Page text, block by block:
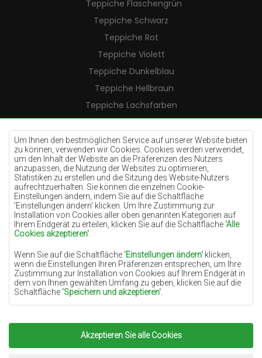
Um Ihnen den bestmöglichen Service auf unserer Website bieten
zu können, verwenden wir Cookies. Cookies werden verwendet,
um den Inhalt der Website an die Präferenzen des Nutzers
anzupassen, die Nutzung der Websites zu optimieren,
Statistiken zu erstellen und die Sitzung des Website-Nutzers
aufrechtzuerhalten. Sie können die einzelnen Cookie-
Einstellungen ändern, indem Sie auf die Schaltfläche
'Einstellungen ändern‘ klicken. Um Ihre Zustimmung zur
Installation von Cookies aller oben genannten Kategorien auf
Ihrem Endgerät zu erteilen, klicken Sie auf die Schaltfläche 'Alle
Cookies akzeptieren'
Wenn Sie auf die Schaltfläche 'Einstellungen ändern' klicken,
wenn die Einstellungen Ihren Präferenzen entsprechen, um Ihre
Zustimmung zur Installation von Cookies auf Ihrem Endgerät in
dem von Ihnen gewählten Umfang zu geben, klicken Sie auf die
Schaltfläche 'Speichern und akzeptieren'
Grundlage für die Verarbeitung das berechtigte Interesse des
Datenverwalters (TEPPICHECHEMEX) oder Dritter in Form der
Bereitstellung qualitativ hochwertiger Dienste auf unserer
Website und der Marketingaktivitäten des Datenverwalters und
Akzeptieren Sie alle Cookies
Teppiche Flaschengrün
Teppiche Schwarz
Teppiche Rot
Teppiche Violett
Teppiche Dunkelblau
Teppiche Hellbraun
Teppiche Lachsfarben
Teppiche Cremefarben
Teppiche Lilac
Teppiche Gelb
Teppiche Pfefferminz
Teppiche Blau
Teppiche Orange
Teppiche Rosa
Teppiche Terrakotte
Teppiche Grün
Teppiche Golden
Copyright 2022Teppiche Chemex.Alle Rechte